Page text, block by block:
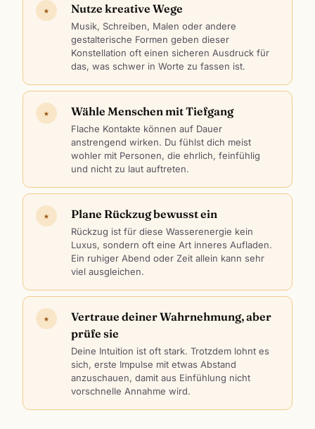
★ Nutze kreative Wege
Musik, Schreiben, Malen oder andere
gestalterische Formen geben dieser
Konstellation oft einen sicheren Ausdruck für
das, was schwer in Worte zu fassen ist.
★ Wähle Menschen mit Tiefgang
Flache Kontakte können auf Dauer
anstrengend wirken. Du fühlst dich meist
wohler mit Personen, die ehrlich, feinfühlig
und nicht zu laut auftreten.
★ Plane Rückzug bewusst ein
Rückzug ist für diese Wasserenergie kein
Luxus, sondern oft eine Art inneres Aufladen.
Ein ruhiger Abend oder Zeit allein kann sehr
viel ausgleichen.
★
Vertraue deiner Wahrnehmung, aber
prüfe sie
Deine Intuition ist oft stark. Trotzdem lohnt es
sich, erste Impulse mit etwas Abstand
anzuschauen, damit aus Einfühlung nicht
vorschnelle Annahme wird.